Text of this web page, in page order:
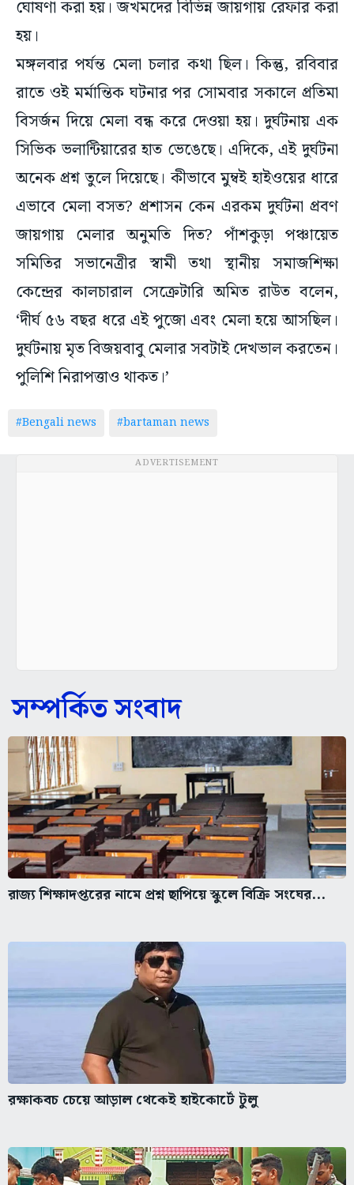
ঘোষণা করা হয়। জখমদের বিভিন্ন জায়গায় রেফার করা
হয়।
মঙ্গলবার পর্যন্ত মেলা চলার কথা ছিল। কিন্তু, রবিবার
রাতে ওই মর্মান্তিক ঘটনার পর সোমবার সকালে প্রতিমা
বিসর্জন দিয়ে মেলা বন্ধ করে দেওয়া হয়। দুর্ঘটনায় এক
সিভিক ভলান্টিয়ারের হাত ভেঙেছে। এদিকে, এই দুর্ঘটনা
অনেক প্রশ্ন তুলে দিয়েছে। কীভাবে মুম্বই হাইওয়ের ধারে
এভাবে মেলা বসত? প্রশাসন কেন এরকম দুর্ঘটনা প্রবণ
জায়গায় মেলার অনুমতি দিত? পাঁশকুড়া পঞ্চায়েত
সমিতির সভানেত্রীর স্বামী তথা স্থানীয় সমাজশিক্ষা
কেন্দ্রের কালচারাল সেক্রেটারি অমিত রাউত বলেন,
‘দীর্ঘ ৫৬ বছর ধরে এই পুজো এবং মেলা হয়ে আসছিল।
দুর্ঘটনায় মৃত বিজয়বাবু মেলার সবটাই দেখভাল করতেন।
পুলিশি নিরাপত্তাও থাকত।’
#Bengali news #bartaman news
ADVERTISEMENT
সম্পর্কিত সংবাদ
রাজ্য শিক্ষাদপ্তরের নামে প্রশ্ন ছাপিয়ে স্কুলে বিক্রি সংঘের...
রক্ষাকবচ চেয়ে আড়াল থেকেই হাইকোর্টে টুলু